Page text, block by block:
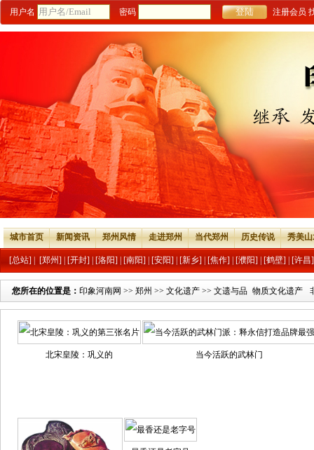
用户名 密码 注册会员
城市首页 新闻资讯 郑州风情 走进郑州 当代郑州 历史传说 秀美
[总站] [郑州] [开封] [洛阳] [南阳] [安阳] [新乡] [焦作] [濮阳] [鹤壁] [许昌]
物质文化遗产
您所在的位置是： 印象河南网 >> 郑州 >> 文化遗产 >> 文遗与品
牌
北宋皇陵：巩义的 当今活跃的武林门